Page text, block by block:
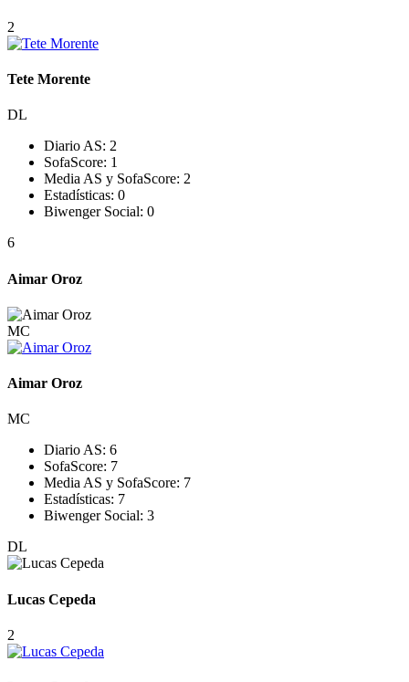
2
Tete Morente
DL
Diario AS: 2
SofaScore: 1
Media AS y SofaScore: 2
Estadísticas: 0
Biwenger Social: 0
6
Aimar Oroz
MC
Aimar Oroz
MC
Diario AS: 6
SofaScore: 7
Media AS y SofaScore: 7
Estadísticas: 7
Biwenger Social: 3
DL
Lucas Cepeda
2